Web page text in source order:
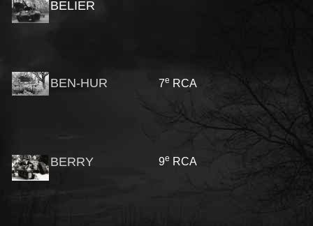
BELIER
BEN-HUR 7e RCA
BERRY 9e RCA